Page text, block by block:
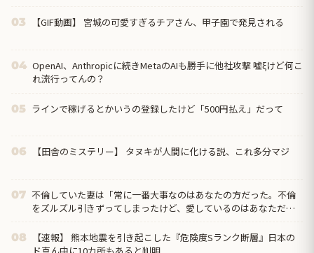
03 【GIF動画】 宮城の可愛すぎるチアさん、甲子園で発見される
04 OpenAI、Anthropicに続きMetaのAIも勝手に他社攻撃 嘘ξけど何こ
れ流行ってんの？
05 ラインで稼げるとかいうの登録したけど「500円払え」だって
06 【田舎のミステリー】 タヌキが人間に化ける説、これ多分マジ
07 不倫していた妻は「常に一番大事なのはあなたの方だった。不倫
をズルズル引きずってしまったけど、愛しているのはあなただ
08
【速報】 熊本地震を引き起こした『危険度Sランク断層』日本の